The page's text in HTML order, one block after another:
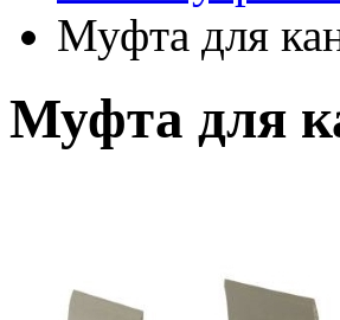
Муфта для
Муфта для